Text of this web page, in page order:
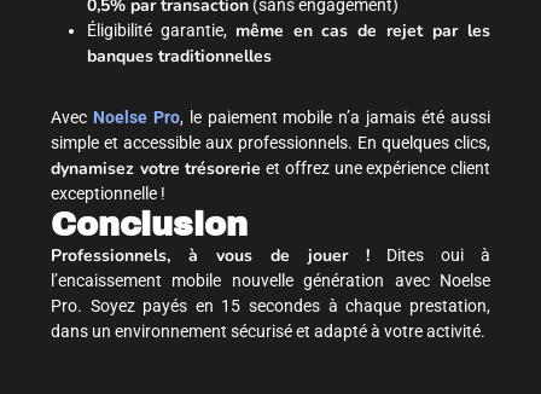
0,5% par transaction(sans engagement)
Éligibilité garantie, même en cas de rejet par les
banques traditionnelles
Avec Noelse Pro, le paiement mobile n’a jamais été aussi
simple et accessible aux professionnels. En quelques clics,
dynamisez votre trésorerie et offrez une expérience client
exceptionnelle !
Conclusion
Professionnels, à vous de jouer ! Dites oui à
l’encaissement mobile nouvelle génération avec Noelse
Pro. Soyez payés en 15 secondes à chaque prestation,
dans un environnement sécurisé et adapté à votre activité.